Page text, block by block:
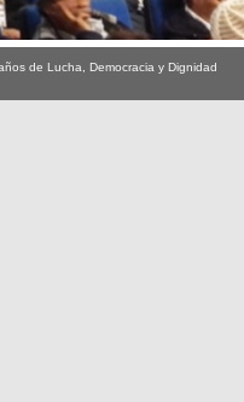
de Lucha, Democracia y Dignidad